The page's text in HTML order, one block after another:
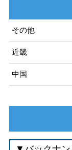
その他
近畿
中国